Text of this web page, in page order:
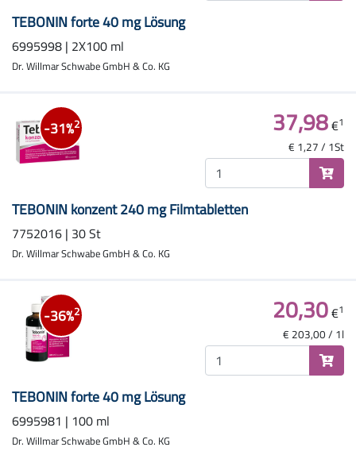
TEBONIN forte 40 mg Lösung
6995998 | 2X100 ml
Dr. Willmar Schwabe GmbH & Co. KG
-31%2
TEBONIN konzent 240 mg Filmtabletten
7752016 | 30 St
Dr. Willmar Schwabe GmbH & Co. KG
37,98€1
€ 1,27 / 1St
-36%2
TEBONIN forte 40 mg Lösung
6995981 | 100 ml
Dr. Willmar Schwabe GmbH & Co. KG
20,30€1
€ 203,00 / 1l